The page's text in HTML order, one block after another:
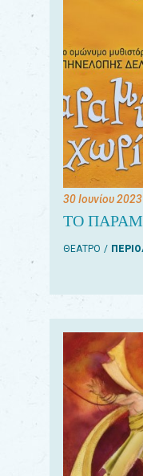
30 Ιουνίου 2023
ΤΟ
ΘΕΑΤΡΟ